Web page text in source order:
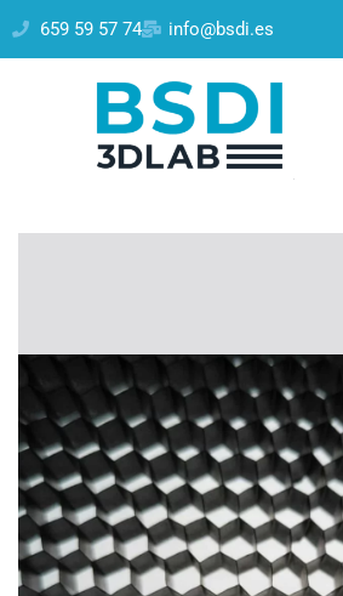
659 59 57 74 info@bsdi.es